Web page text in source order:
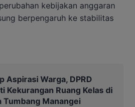
kebijakan anggaran
berpengaruh ke stabilitas
Aspirasi Warga, DPRD
Kekurangan Ruang Kelas di
Tumbang Manangei